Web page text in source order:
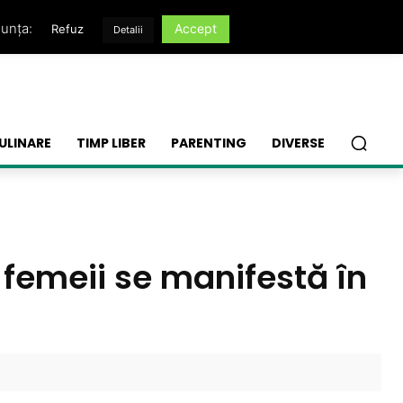
TIMP LIBER PARENTING DIVERSE
se manifestă în
Refuz Detalii Accept